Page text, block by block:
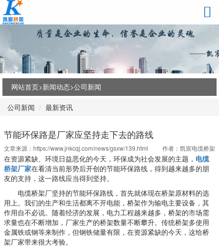
网站首页>新闻动态>公司新闻
公司新闻 最新资讯
节能环保路是厂家应坚持走下去的路线
文章来源： https://www.jnkcqj.com/news/gsxw/139.html 作者：凯宸电缆桥架
在资源紧缺、环境日益恶化的今天，环保成为社会发展的主题， 电缆
桥架厂家在看清当前形势后开创的节能环保路线，得到越来越多的朋
友的支持，这一路线应当得到坚持。
电缆桥架厂坚持的节能环保路线，首先就体现在桥架原材料的选
用上。我们的生产和生活都离不开电能，桥架作为输电主要设备，其
作用自不必说。随着经济的发展，电力工程越来越多，桥架的市场需
求量也在不断增加，厂家生产的桥架数量不断攀升。传统桥架多使用
金属铁或钢等来制作，但钢铁储量有限，在资源紧缺的今天，这给桥
架厂家带来很大考验。